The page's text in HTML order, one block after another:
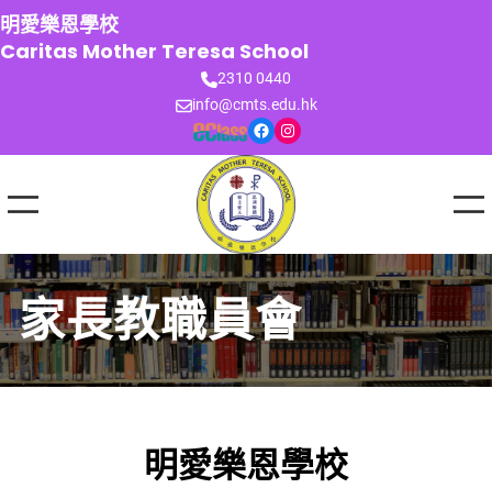
跳
至
主
明愛樂恩學校
Caritas Mother Teresa School
2310 0440
info@cmts.edu.hk
Facebook Instagram
家長教職員會
明愛樂恩學校